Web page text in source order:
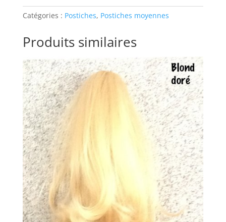
Catégories : Postiches, Postiches moyennes
Produits similaires